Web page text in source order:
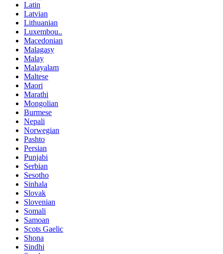
Latin
Latvian
Lithuanian
Luxembou..
Macedonian
Malagasy
Malay
Malayalam
Maltese
Maori
Marathi
Mongolian
Burmese
Nepali
Norwegian
Pashto
Persian
Punjabi
Serbian
Sesotho
Sinhala
Slovak
Slovenian
Somali
Samoan
Scots Gaelic
Shona
Sindhi